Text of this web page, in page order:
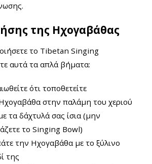
της Ηχογαβάθας
το Tibetan Singing
αυτά τα απλά βήματα:
ότι τοποθετείτε
στην παλάμη του χεριού
τα δάχτυλά σας ίσια (μην
το Singing Bowl)
την Ηχογαβάθα με το ξύλινο
της